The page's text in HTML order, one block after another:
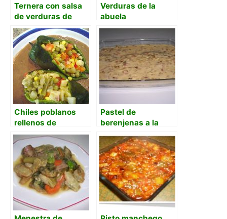
Ternera con salsa
de verduras de
temporada
Verduras de la
abuela
Chiles poblanos
rellenos de
verduras
Pastel de
berenjenas a la
carbonara